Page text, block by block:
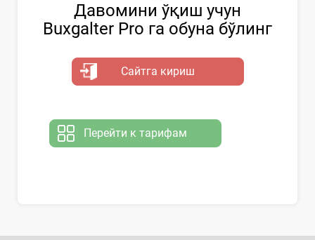
Давомини ўқиш учун
Buxgalter Pro га обуна бўлинг
Сайтга кириш
Перейти к тарифам